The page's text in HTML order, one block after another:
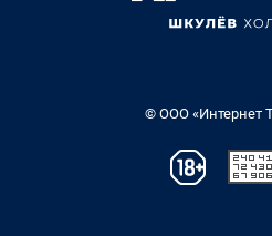
© ООО «Интернет